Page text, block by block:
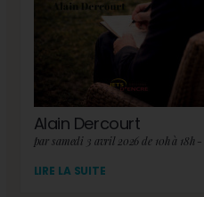
Alain Dercourt
LIRE LA SUITE